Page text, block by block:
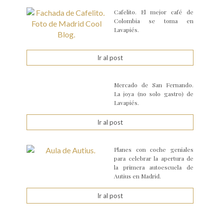
Cafelito. El mejor café de
Colombia se toma en
Lavapiés.
Ir al post
Mercado de San Fernando.
La joya (no solo gastro) de
Lavapiés.
Ir al post
Planes con coche geniales
para celebrar la apertura de
la primera autoescuela de
Autius en Madrid.
Ir al post